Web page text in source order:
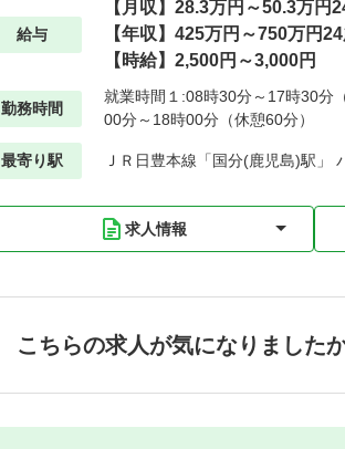
給与
【月収】28.3万円～50.3万円
【年収】425万円～750万円
【時給】2,500円～3,000円
勤務時間
就業時間１:08時30分～17時30分
00分～18時00分（休憩60分）
最寄り駅 ＪＲ日豊本線「国分(鹿児島)駅」
求人情報
こちらの求人が気になりました